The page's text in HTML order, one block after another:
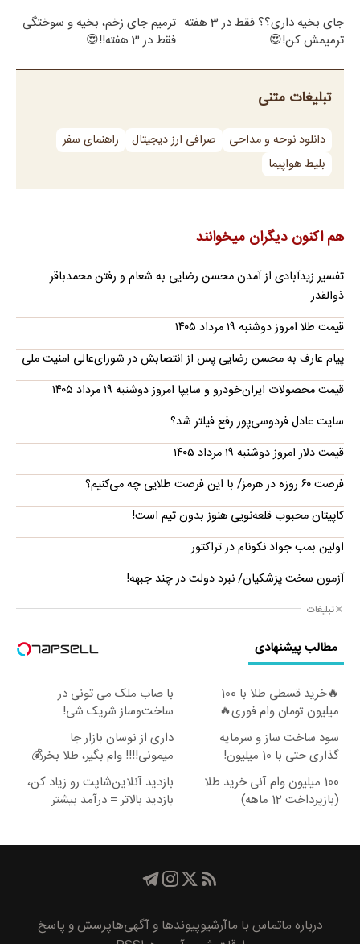
جای بخیه داری؟؟ فقط در 3 هفته
ترمیمش کن!😍
ترمیم جای زخم، بخیه و سوختگی
فقط در 3 هفته!!😍
تبلیغات متنی
دانلود نوحه و مداحی صرافی ارز دیجیتال
راهنمای سفر
بلیط هواپیما
هم اکنون دیگران میخوانند
تفسیر زیدآبادی از آمدن محسن رضایی به شعام و رفتن محمدباقر
ذوالقدر
قیمت طلا امروز دوشنبه ۱۹ مرداد ۱۴۰۵
پیام عارف به محسن رضایی پس از انتصابش در شورای‌عالی امنیت ملی
قیمت محصولات ایران‌خودرو و سایپا امروز دوشنبه ۱۹ مرداد ۱۴۰۵
سایت عادل فردوسی‌پور رفع فیلتر شد؟
قیمت دلار امروز دوشنبه ۱۹ مرداد ۱۴۰۵
فرصت ۶۰ روزه در هرمز/ با این فرصت طلایی چه می‌کنیم؟
کاپیتان محبوب قلعه‌نویی هنوز بدون تیم است!
اولین بمب جواد نکونام در تراکتور
آزمون سخت پزشکیان/ نبرد دولت در چند جبهه!
تبلیغات
مطالب پیشنهادی
🔥خرید قسطی طلا با 100
میلیون تومان وام فوری🔥
با صاب ملک می تونی در
ساخت‌وساز شریک شی!
سود ساخت ساز و سرمایه
گذاری حتی با 10 میلیون!
داری از نوسان بازار جا
میمونی!!!! وام بگیر، طلا بخر💰
100 میلیون وام آنی خرید طلا
(بازپرداخت 12 ماهه)
بازدید آنلاین‌شاپت رو زیاد کن،
بازدید بالاتر = درآمد بیشتر
درباره ماتماس با ماآرشیوپیوند‌ها و آگهی‌هاپرسش و پاسخ